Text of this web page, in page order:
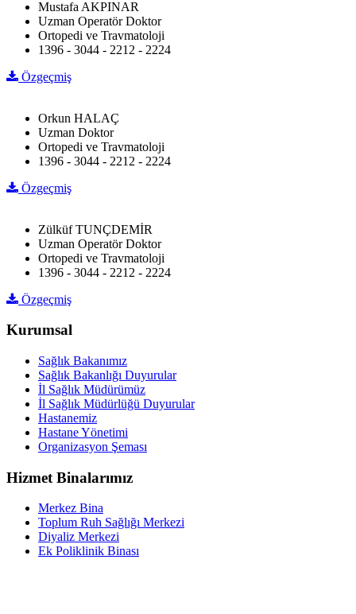
Mustafa AKPINAR
Uzman Operatör Doktor
Ortopedi ve Travmatoloji
1396 - 3044 - 2212 - 2224
Özgeçmiş
Orkun HALAÇ
Uzman Doktor
Ortopedi ve Travmatoloji
1396 - 3044 - 2212 - 2224
Özgeçmiş
Zülküf TUNÇDEMİR
Uzman Operatör Doktor
Ortopedi ve Travmatoloji
1396 - 3044 - 2212 - 2224
Özgeçmiş
Kurumsal
Sağlık Bakanımız
Sağlık Bakanlığı Duyurular
İl Sağlık Müdürümüz
İl Sağlık Müdürlüğü Duyurular
Hastanemiz
Hastane Yönetimi
Organizasyon Şeması
Hizmet Binalarımız
Merkez Bina
Toplum Ruh Sağlığı Merkezi
Diyaliz Merkezi
Ek Poliklinik Binası